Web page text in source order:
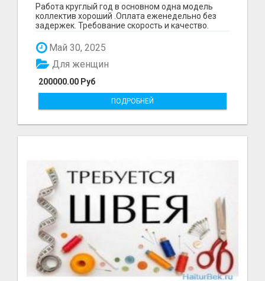
Работа круглый год в основном одна модель
коллектив хороший .Оплата еженедельно без
задержек. Требование скорость и качество.
Май 30, 2025
200000.00 Руб
Для женщин
ПОДРОБНЕЙ